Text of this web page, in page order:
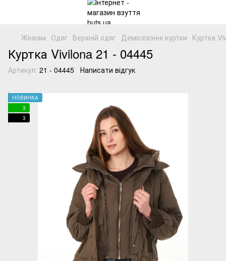
Жінкам Одяг Верхній одяг Демісезонні куртки Куртка
Куртка Vivilona 21 - 04445
Артикул: 21 - 04445 Написати відгук
НОВИНКА
3
3